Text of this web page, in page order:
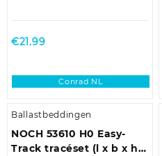
€21.99
Conrad NL
Ballastbeddingen
NOCH 53610 H0 Easy-
Track tracéset (l x b x h)